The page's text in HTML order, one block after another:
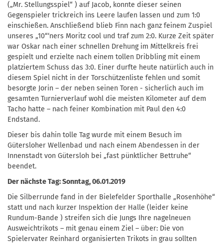
(„Mr. Stellungsspiel“ ) auf Jacob, konnte dieser seinen
Gegenspieler trickreich ins Leere laufen lassen und zum 1:0
einschießen. Anschließend blieb Finn nach ganz feinem Zuspiel
unseres „10“‘ners Moritz cool und traf zum 2:0. Kurze Zeit später
war Oskar nach einer schnellen Drehung im Mittelkreis frei
gespielt und erzielte nach einem tollen Dribbling mit einem
platziertem Schuss das 3:0. Einer durfte heute natürlich auch in
diesem Spiel nicht in der Torschützenliste fehlen und somit
besorgte Jorin – der neben seinen Toren - sicherlich auch im
gesamten Turnierverlauf wohl die meisten Kilometer auf dem
Tacho hatte – nach feiner Kombination mit Paul den 4:0
Endstand.
Dieser bis dahin tolle Tag wurde mit einem Besuch im
Gütersloher Wellenbad und nach einem Abendessen in der
Innenstadt von Gütersloh bei „fast pünktlicher Bettruhe“
beendet.
Der nächste Tag: Sonntag, 06.01.2019
Die Silberrunde fand in der Bielefelder Sporthalle „Rosenhöhe“
statt und nach kurzer Inspektion der Halle (leider keine
Rundum-Bande ) streifen sich die Jungs Ihre nagelneuen
Ausweichtrikots – mit genau einem Ziel – über: Die von
Spielervater Reinhard organisierten Trikots in grau sollten